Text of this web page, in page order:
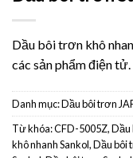
Dầu bôi trơn khô
các sản phẩm điện tử.
Danh mục:Dầu bôi trơn
Từ khóa:CFD-5005Z,Dầu
khô nhanh Sankol,Dầu bôi